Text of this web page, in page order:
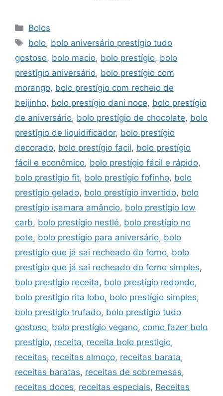
Categorias
Bolos
Tags
bolo, bolo aniversário prestígio tudo
gostoso, bolo macio, bolo prestígio, bolo
prestígio aniversário, bolo prestígio com
morango, bolo prestígio com recheio de
beijinho, bolo prestígio dani noce, bolo prestígio
de aniversário, bolo prestígio de chocolate, bolo
prestígio de liquidificador, bolo prestígio
decorado, bolo prestígio facil, bolo prestígio
fácil e econômico, bolo prestígio fácil e rápido,
bolo prestígio fit, bolo prestígio fofinho, bolo
prestígio gelado, bolo prestígio invertido, bolo
prestígio isamara amâncio, bolo prestígio low
carb, bolo prestígio nestlé, bolo prestígio no
pote, bolo prestígio para aniversário, bolo
prestígio que já sai recheado do forno, bolo
prestígio que já sai recheado do forno simples,
bolo prestígio receita, bolo prestígio redondo,
bolo prestígio rita lobo, bolo prestígio simples,
bolo prestígio trufado, bolo prestígio tudo
gostoso, bolo prestígio vegano, como fazer bolo
prestígio, receita, receita bolo prestigio,
receitas, receitas almoço, receitas barata,
receitas baratas, receitas de sobremesas,
receitas doces, receitas especiais, Receitas